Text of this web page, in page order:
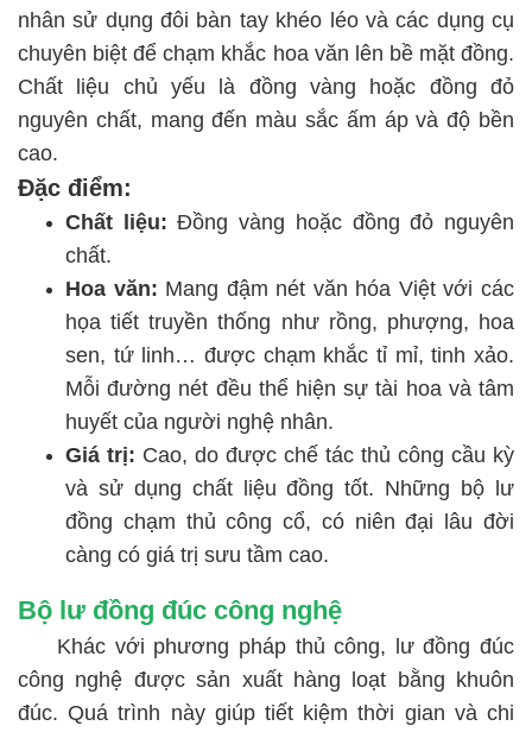
nhân sử dụng đôi bàn tay khéo léo và các dụng cụ
chuyên biệt để chạm khắc hoa văn lên bề mặt đồng.
Chất liệu chủ yếu là đồng vàng hoặc đồng đỏ
nguyên chất, mang đến màu sắc ấm áp và độ bền
cao.
Đặc điểm:
Chất liệu:Đồng vàng hoặc đồng đỏ nguyên
chất.
Hoa văn: Mang đậm nét văn hóa Việt với các
họa tiết truyền thống như rồng, phượng, hoa
sen, tứ linh… được chạm khắc tỉ mỉ, tinh xảo.
Mỗi đường nét đều thể hiện sự tài hoa và tâm
huyết của người nghệ nhân.
Giá trị: Cao, do được chế tác thủ công cầu kỳ
và sử dụng chất liệu đồng tốt. Những bộ lư
đồng chạm thủ công cổ, có niên đại lâu đời
càng có giá trị sưu tầm cao.
Bộ lư đồng đúc công nghệ
Khác với phương pháp thủ công, lư đồng đúc
công nghệ được sản xuất hàng loạt bằng khuôn
đúc. Quá trình này giúp tiết kiệm thời gian và chi